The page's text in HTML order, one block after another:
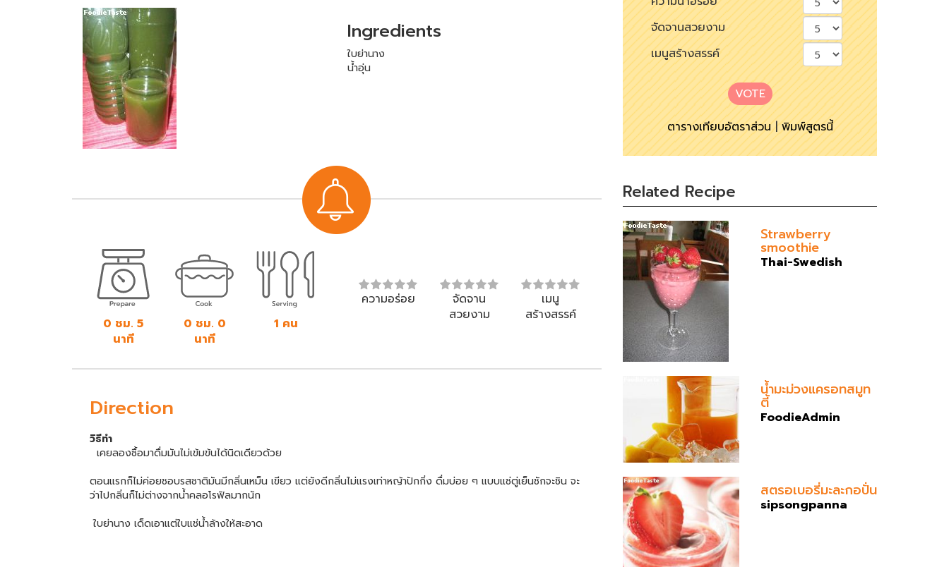
Ingredients
ใบย่านาง
น้ำอุ่น
0 ชม. 5
นาที
0 ชม. 0
นาที
1 คน
ความอร่อย
จัดจาน
สวยงาม
เมนู
สร้างสรรค์
Direction
วิธีทำ
เคยลองซื้อมาดื่มมันไม่เข้มข้นได้นิดเดียวด้วย
ตอนแรกก็ไม่ค่อยชอบรสชาติมันมีกลิ่นเหม็น เขียว แต่ยังดีกลิ่นไม่แรงเท่าหญ้าปักกิ่ง ดื่มบ่อย ๆ แบบแช่ตู่เย็นชักจะชิน จะ
ว่าไปกลิ่นก็ไม่ต่างจากน้ำคลอโรฟิลมากนัก
ใบย่านาง เด็ดเอาแต่ใบแช่น้ำล้างให้สะอาด
จัดจานสวยงาม
เมนูสร้างสรรค์
VOTE
ตารางเทียบอัตราส่วน|พิมพ์สูตรนี้
Related Recipe
Strawberry
smoothie
Thai-Swedish
น้ำมะม่วงแครอทสมูท
ตี้
FoodieAdmin
สตรอเบอรี่มะละกอปั่น
sipsongpanna